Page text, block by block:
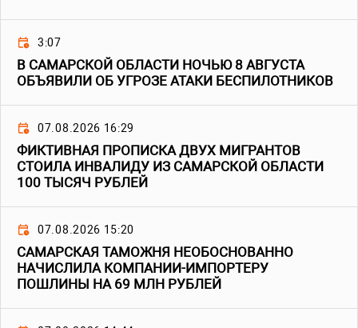
3:07
В САМАРСКОЙ ОБЛАСТИ НОЧЬЮ 8 АВГУСТА
ОБЪЯВИЛИ ОБ УГРОЗЕ АТАКИ БЕСПИЛОТНИКОВ
07.08.2026 16:29
ФИКТИВНАЯ ПРОПИСКА ДВУХ МИГРАНТОВ
СТОИЛА ИНВАЛИДУ ИЗ САМАРСКОЙ ОБЛАСТИ
100 ТЫСЯЧ РУБЛЕЙ
07.08.2026 15:20
САМАРСКАЯ ТАМОЖНЯ НЕОБОСНОВАННО
НАЧИСЛИЛА КОМПАНИИ-ИМПОРТЕРУ
ПОШЛИНЫ НА 69 МЛН РУБЛЕЙ